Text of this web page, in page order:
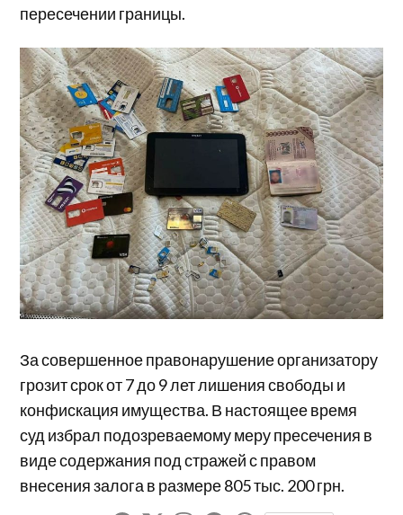
пересечении границы.
За совершенное правонарушение организатору
грозит срок от 7 до 9 лет лишения свободы и
конфискация имущества. В настоящее время
суд избрал подозреваемому меру пресечения в
виде содержания под стражей с правом
внесения залога в размере 805 тыс. 200 грн.